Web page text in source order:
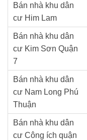
Bán nhà khu dân
cư Him Lam
Bán nhà khu dân
cư Kim Sơn Quận
7
Bán nhà khu dân
cư Nam Long Phú
Thuận
Bán nhà khu dân
cư Công ích quận